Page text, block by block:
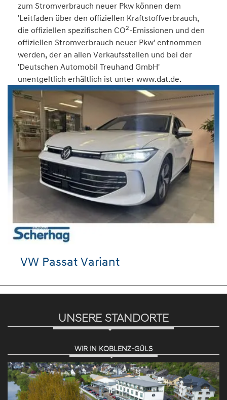
zum Stromverbrauch neuer Pkw können dem
'Leitfaden über den offiziellen Kraftstoffverbrauch,
die offiziellen spezifischen CO2-Emissionen und den
offiziellen Stromverbrauch neuer Pkw' entnommen
werden, der an allen Verkaufsstellen und bei der
'Deutschen Automobil Treuhand GmbH'
unentgeltlich erhältlich ist unter www.dat.de.
VW Passat Variant
UNSERE STANDORTE
WIR IN KOBLENZ-GÜLS